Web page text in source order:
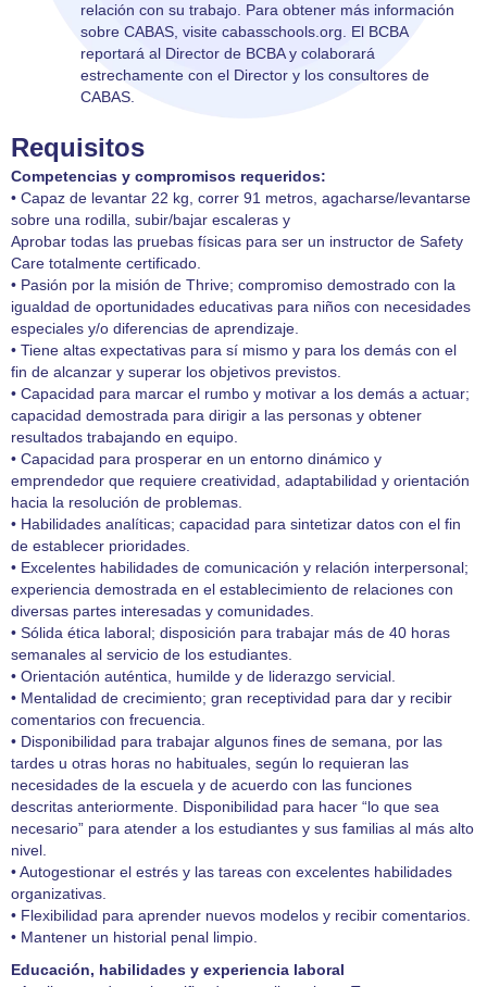
relación con su trabajo. Para obtener más información
sobre CABAS, visite cabasschools.org. El BCBA
reportará al Director de BCBA y colaborará
estrechamente con el Director y los consultores de
CABAS.
Requisitos
Competencias y compromisos requeridos:
• Capaz de levantar 22 kg, correr 91 metros, agacharse/levantarse
sobre una rodilla, subir/bajar escaleras y
Aprobar todas las pruebas físicas para ser un instructor de Safety
Care totalmente certificado.
• Pasión por la misión de Thrive; compromiso demostrado con la
igualdad de oportunidades educativas para niños con necesidades
especiales y/o diferencias de aprendizaje.
• Tiene altas expectativas para sí mismo y para los demás con el
fin de alcanzar y superar los objetivos previstos.
• Capacidad para marcar el rumbo y motivar a los demás a actuar;
capacidad demostrada para dirigir a las personas y obtener
resultados trabajando en equipo.
• Capacidad para prosperar en un entorno dinámico y
emprendedor que requiere creatividad, adaptabilidad y orientación
hacia la resolución de problemas.
• Habilidades analíticas; capacidad para sintetizar datos con el fin
de establecer prioridades.
• Excelentes habilidades de comunicación y relación interpersonal;
experiencia demostrada en el establecimiento de relaciones con
diversas partes interesadas y comunidades.
• Sólida ética laboral; disposición para trabajar más de 40 horas
semanales al servicio de los estudiantes.
• Orientación auténtica, humilde y de liderazgo servicial.
• Mentalidad de crecimiento; gran receptividad para dar y recibir
comentarios con frecuencia.
• Disponibilidad para trabajar algunos fines de semana, por las
tardes u otras horas no habituales, según lo requieran las
necesidades de la escuela y de acuerdo con las funciones
descritas anteriormente. Disponibilidad para hacer “lo que sea
necesario” para atender a los estudiantes y sus familias al más alto
nivel.
• Autogestionar el estrés y las tareas con excelentes habilidades
organizativas.
• Flexibilidad para aprender nuevos modelos y recibir comentarios.
• Mantener un historial penal limpio.
Educación, habilidades y experiencia laboral